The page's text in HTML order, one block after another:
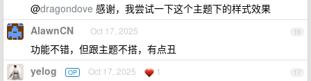
@dragondove 感谢，我尝试一下这个主题下的样式效果
16
AlawnCN Oct 17, 2025
功能不错，但跟主题不搭，有点丑
17
yelog OP Oct 17, 2025 1